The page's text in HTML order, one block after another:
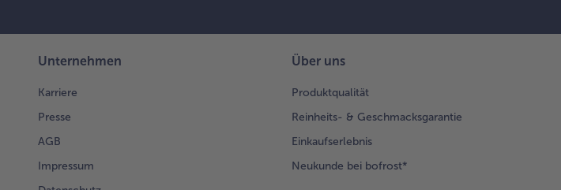
Unternehmen
Karriere
Presse
AGB
Impressum
Über uns
Produktqualität
Reinheits- & Geschmacksgarantie
Einkaufserlebnis
Neukunde bei bofrost*